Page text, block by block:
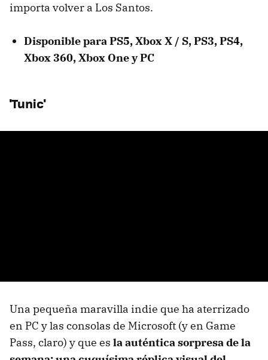
importa volver a Los Santos.
Disponible para PS5, Xbox X / S, PS3, PS4,
Xbox 360, Xbox One y PC
'Tunic'
Una pequeña maravilla indie que ha aterrizado
en PC y las consolas de Microsoft (y en Game
Pass, claro) y que es la auténtica sorpresa de la